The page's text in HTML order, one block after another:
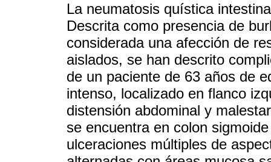
La neumatosis quística
Descrita como presencia de
considerada una afección de
aislados, se han descrito
de un paciente de 63 años de
intenso, localizado en flanco
distensión abdominal y
se encuentra en colon
ulceraciones múltiples de